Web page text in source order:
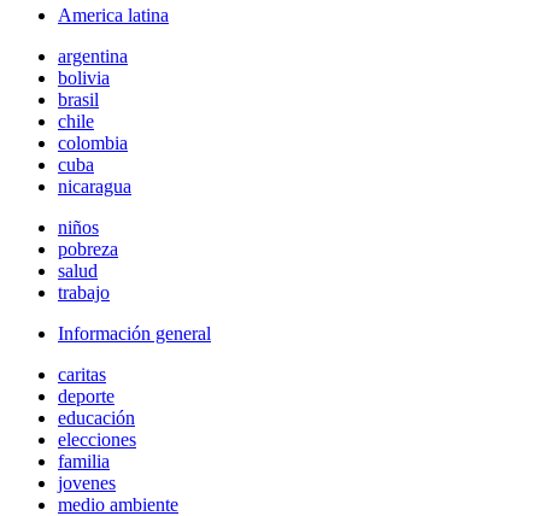
America latina
argentina
bolivia
brasil
chile
colombia
cuba
nicaragua
niños
pobreza
salud
trabajo
Información general
caritas
deporte
educación
elecciones
familia
jovenes
medio ambiente